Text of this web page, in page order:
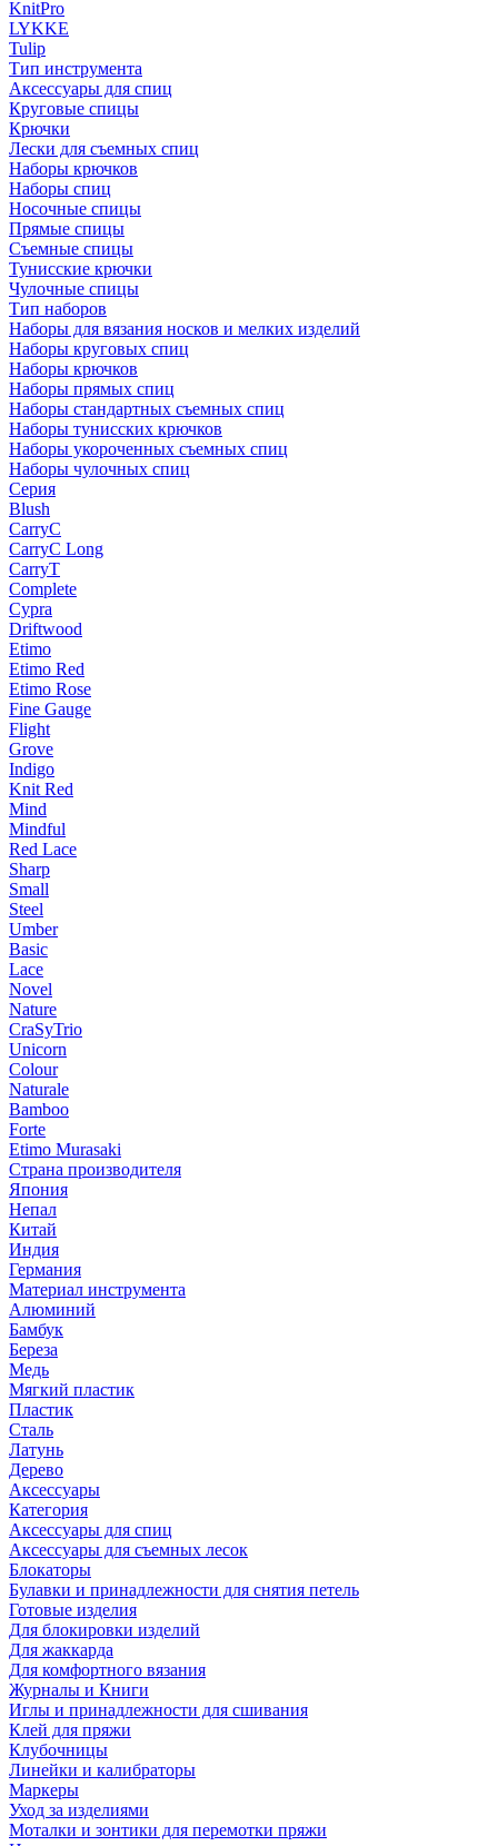
KnitPro
LYKKE
Tulip
Тип инструмента
Аксессуары для спиц
Круговые спицы
Крючки
Лески для съемных спиц
Наборы крючков
Наборы спиц
Носочные спицы
Прямые спицы
Съемные спицы
Тунисские крючки
Чулочные спицы
Тип наборов
Наборы для вязания носков и мелких изделий
Наборы круговых спиц
Наборы крючков
Наборы прямых спиц
Наборы стандартных съемных спиц
Наборы тунисских крючков
Наборы укороченных съемных спиц
Наборы чулочных спиц
Серия
Blush
CarryC
CarryC Long
CarryT
Complete
Cypra
Driftwood
Etimo
Etimo Red
Etimo Rose
Fine Gauge
Flight
Grove
Indigo
Knit Red
Mind
Mindful
Red Lace
Sharp
Small
Steel
Umber
Basic
Lace
Novel
Nature
CraSyTrio
Unicorn
Colour
Naturale
Bamboo
Forte
Etimo Murasaki
Страна производителя
Япония
Непал
Китай
Индия
Германия
Материал инструмента
Алюминий
Бамбук
Береза
Медь
Мягкий пластик
Пластик
Сталь
Латунь
Дерево
Аксессуары
Категория
Аксессуары для спиц
Аксессуары для съемных лесок
Блокаторы
Булавки и принадлежности для снятия петель
Готовые изделия
Для блокировки изделий
Для жаккарда
Для комфортного вязания
Журналы и Книги
Иглы и принадлежности для сшивания
Клей для пряжи
Клубочницы
Линейки и калибраторы
Маркеры
Уход за изделиями
Моталки и зонтики для перемотки пряжи